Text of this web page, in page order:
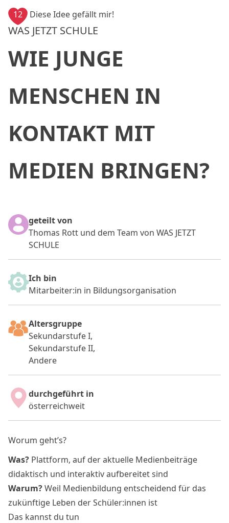
12 Diese Idee gefällt mir!
WAS JETZT SCHULE
WIE JUNGE
MENSCHEN IN
KONTAKT MIT
MEDIEN BRINGEN?
geteilt von
Thomas Rott und dem Team von WAS JETZT
SCHULE
Ich bin
Mitarbeiter:in in Bildungsorganisation
Altersgruppe
Sekundarstufe I,
Sekundarstufe II,
Andere
durchgeführt in
österreichweit
Worum geht’s?
Was? Plattform, auf der aktuelle Medienbeiträge
didaktisch und interaktiv aufbereitet sind
Warum?Weil Medienbildung entscheidend für das
zukünftige Leben der Schüler:innen ist
Das kannst du tun